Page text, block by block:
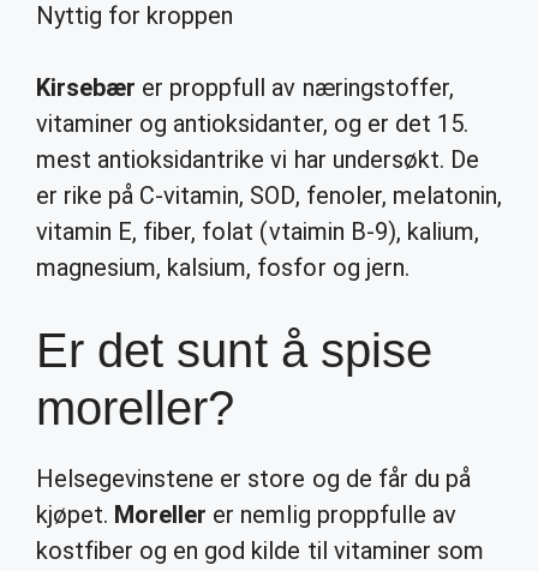
Nyttig for kroppen
Kirsebær er proppfull av næringstoffer,
vitaminer og antioksidanter, og er det 15.
mest antioksidantrike vi har undersøkt. De
er rike på C-vitamin, SOD, fenoler, melatonin,
vitamin E, fiber, folat (vtaimin B-9), kalium,
magnesium, kalsium, fosfor og jern.
Er det sunt å spise
moreller?
Helsegevinstene er store og de får du på
kjøpet. Moreller er nemlig proppfulle av
kostfiber og en god kilde til vitaminer som